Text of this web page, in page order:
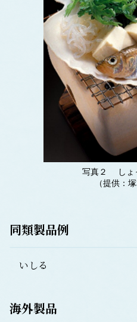
写真２ しょ
（提供：
同類製品例
いしる
海外製品